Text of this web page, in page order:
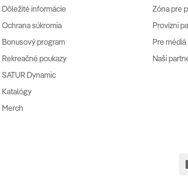
Dôležité informácie
Ochrana súkromia
Bonusový program
Rekreačné poukazy
SATUR Dynamic
Katalógy
Merch
Zóna pre
Provízni
Pre médiá
Naši